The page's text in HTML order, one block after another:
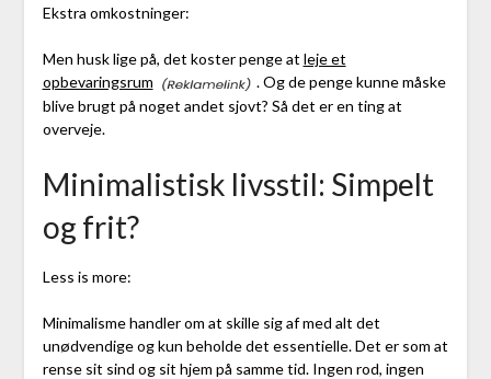
Ekstra omkostninger:
Men husk lige på, det koster penge at leje et
opbevaringsrum
. Og de penge kunne måske
blive brugt på noget andet sjovt? Så det er en ting at
overveje.
Minimalistisk livsstil: Simpelt
og frit?
Less is more:
Minimalisme handler om at skille sig af med alt det
unødvendige og kun beholde det essentielle. Det er som at
rense sit sind og sit hjem på samme tid. Ingen rod, ingen